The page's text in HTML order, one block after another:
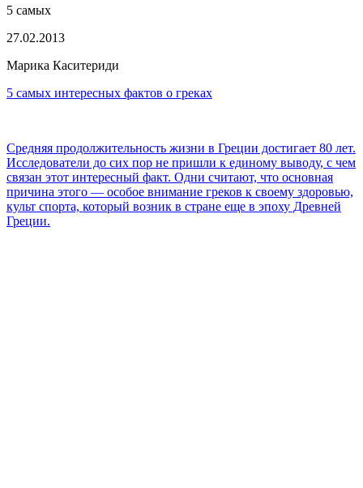
5 самых
27.02.2013
Марика Каситериди
5 самых интересных фактов о греках
Средняя продолжительность жизни в Греции достигает 80 лет.
Исследователи до сих пор не пришли к единому выводу, с чем
связан этот интересный факт. Одни считают, что основная
причина этого — особое внимание греков к своему здоровью,
культ спорта, который возник в стране еще в эпоху Древней
Греции.